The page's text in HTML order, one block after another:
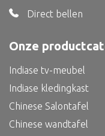
Roomdevider
Alle textiel
Onze
Indiase tv-meubel
Indiase kledingkast
Chinese Salontafel
Chinese wandtafel
Direct bellen